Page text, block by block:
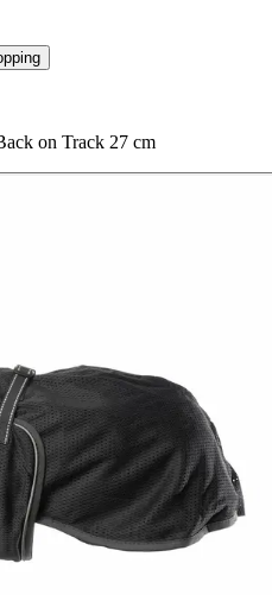
on Track 27 cm